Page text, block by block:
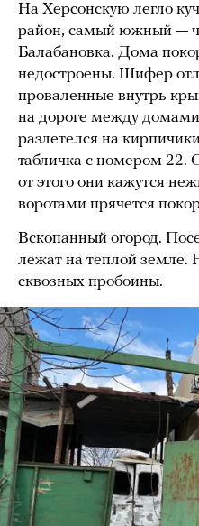
На Херсонскую легло
район, самый южный —
Балабановка. Дома
недостроены. Шифер
проваленные внутрь
на дороге между
разлетелся на
табличка с номером 22.
от этого они кажутся
воротами прячется
Вскопанный огород.
лежат на теплой земле.
сквозных пробоины.